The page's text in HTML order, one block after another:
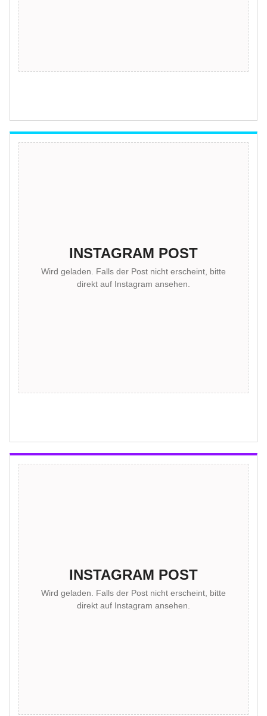
INSTAGRAM POST
Wird geladen. Falls der Post nicht erscheint, bitte
direkt auf Instagram ansehen.
INSTAGRAM POST
Wird geladen. Falls der Post nicht erscheint, bitte
direkt auf Instagram ansehen.